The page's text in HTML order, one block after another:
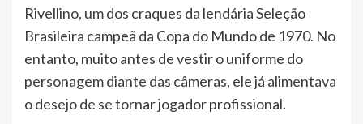
Rivellino, um dos craques da lendária Seleção
Brasileira campeã da Copa do Mundo de 1970. No
entanto, muito antes de vestir o uniforme do
personagem diante das câmeras, ele já alimentava
o desejo de se tornar jogador profissional.